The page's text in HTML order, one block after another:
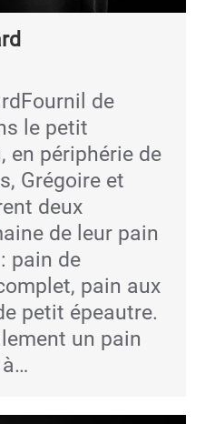
de
le petit
en périphérie de
Grégoire et
deux
de leur pain
pain de
pain aux
petit épeautre.
un pain